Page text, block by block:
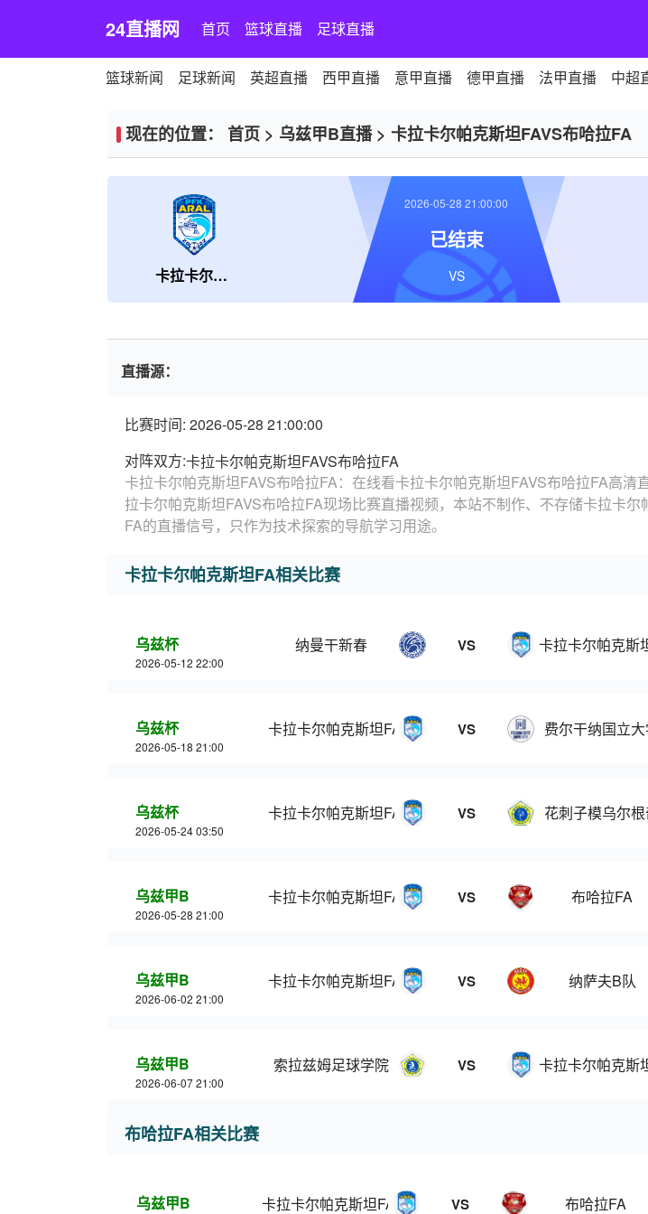
24直播网 首页 篮球直播 足球直播
篮球新闻 足球新闻 英超直播 西甲直播 意甲直播 德甲直播 法甲直播 中超
现在的位置： 首页 > 乌兹甲B直播> 卡拉卡尔帕克斯坦FAVS布哈拉FA
卡拉卡尔帕克斯坦FA
2026-05-28 21:00:00
已结束
VS
直播源：
比赛时间: 2026-05-28 21:00:00
对阵双方:卡拉卡尔帕克斯坦FAVS布哈拉FA
卡拉卡尔帕克斯坦FAVS布哈拉FA：在线看卡拉卡尔帕克斯坦FAVS布哈拉FA高清
拉卡尔帕克斯坦FAVS布哈拉FA现场比赛直播视频，本站不制作、不存储卡拉卡尔
FA的直播信号，只作为技术探索的导航学习用途。
卡拉卡尔帕克斯坦FA相关比赛
乌兹杯
2026-05-12 22:00
纳曼干新春 VS 卡拉卡尔帕克斯
乌兹杯
2026-05-18 21:00
卡拉卡尔帕克斯坦FA VS 费尔干纳国立
乌兹杯
2026-05-24 03:50
卡拉卡尔帕克斯坦FA VS 花刺子模乌尔
乌兹甲B
2026-05-28 21:00
卡拉卡尔帕克斯坦FA VS 布哈拉FA
乌兹甲B
2026-06-02 21:00
卡拉卡尔帕克斯坦FA VS 纳萨夫B队
乌兹甲B
2026-06-07 21:00
索拉兹姆足球学院 VS 卡拉卡尔帕克斯
布哈拉FA相关比赛
乌兹甲B 卡拉卡尔帕克斯坦FA VS 布哈拉FA